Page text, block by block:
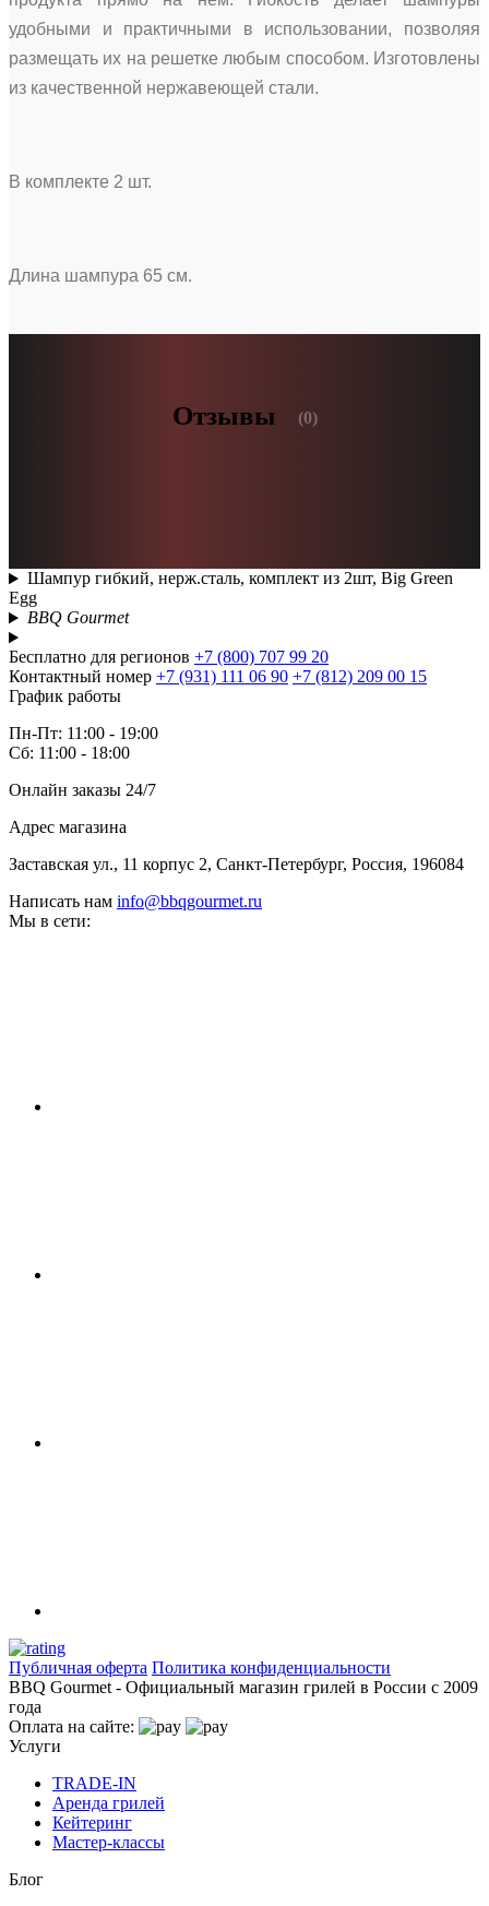
удобными и практичными в использовании, позволяя
размещать их на решетке любым способом. Изготовлены
из качественной нержавеющей стали.
В комплекте 2 шт.
Длина шампура 65 см.
Отзывы (0)
Шампур гибкий, нерж.сталь, комплект из 2шт, Big Green
Egg
BBQ Gourmet
Бесплатно для регионов +7 (800) 707 99 20
Контактный номер +7 (931) 111 06 90 +7 (812) 209 00 15
График работы
Пн-Пт: 11:00 - 19:00
Сб: 11:00 - 18:00
Онлайн заказы 24/7
Адрес магазина
Заставская ул., 11 корпус 2, Санкт-Петербург, Россия, 196084
Написать нам info@bbqgourmet.ru
Мы в сети:
Публичная оферта Политика конфиденциальности
BBQ Gourmet - Официальный магазин грилей в России с 2009
года
Оплата на сайте:
Услуги
TRADE-IN
Аренда грилей
Кейтеринг
Мастер-классы
Блог